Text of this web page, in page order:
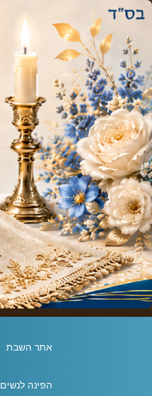
אתר השבת
הפינה לנשים